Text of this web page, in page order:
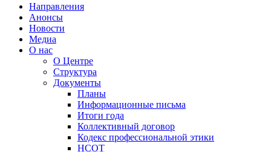
Направления
Анонсы
Новости
Медиа
О нас
О Центре
Структура
Документы
Планы
Информационные письма
Итоги года
Коллективный договор
Кодекс профессиональной этики
НСОТ